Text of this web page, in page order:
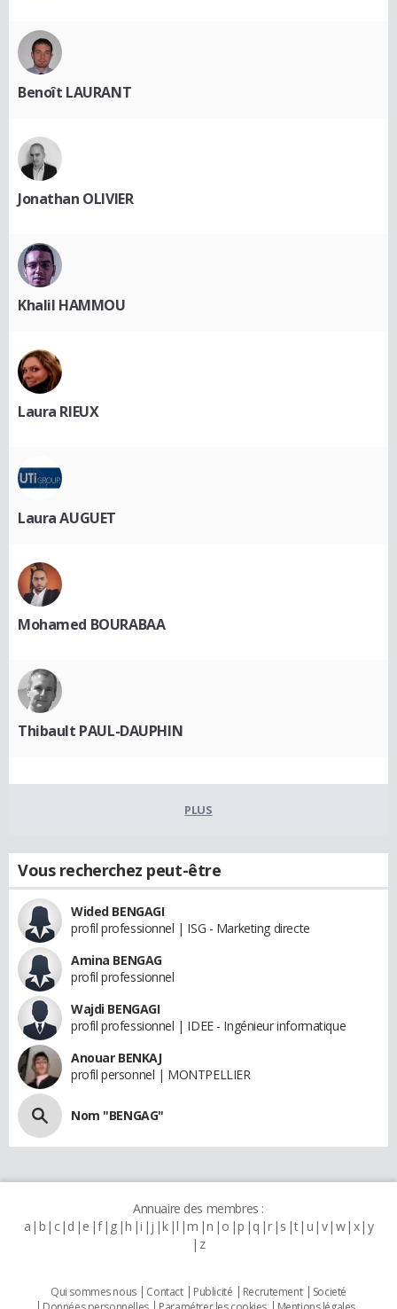
Benoît LAURANT
Jonathan OLIVIER
Khalil HAMMOU
Laura RIEUX
Laura AUGUET
Mohamed BOURABAA
Thibault PAUL-DAUPHIN
PLUS
Vous recherchez peut-être
Wided BENGAGI
profil professionnel | ISG - Marketing directe
Amina BENGAG
profil professionnel
Wajdi BENGAGI
profil professionnel | IDEE - Ingénieur informatique
Anouar BENKAJ
profil personnel | MONTPELLIER
Nom "BENGAG"
Annuaire des membres :
a b c d e f g h i j k l m n o p q r s t u v w x y
z
Qui sommes nous Contact Publicité Recrutement
Societé